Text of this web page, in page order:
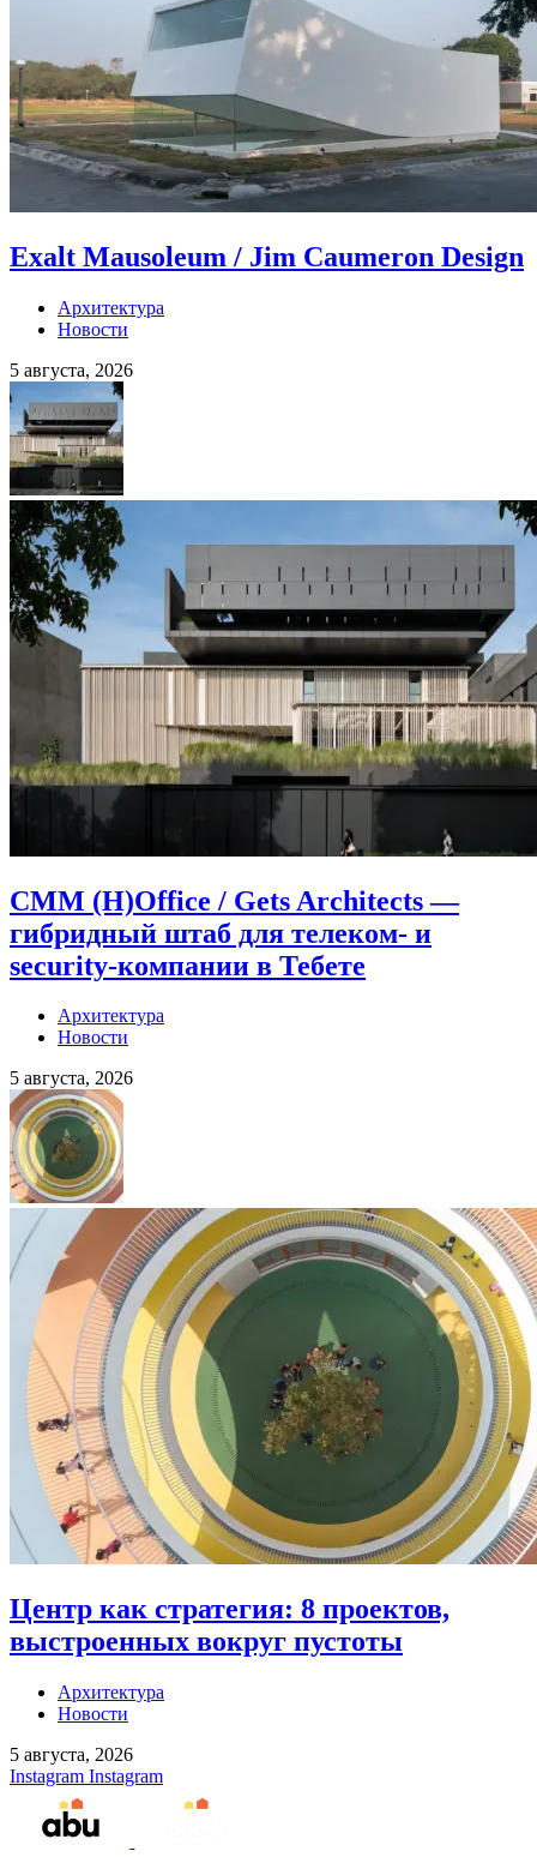
Exalt Mausoleum / Jim Caumeron Design
Архитектура
Новости
5 августа, 2026
CMM (H)Office / Gets Architects —
гибридный штаб для телеком- и
security-компании в Тебете
Архитектура
Новости
5 августа, 2026
Центр как стратегия: 8 проектов,
выстроенных вокруг пустоты
Архитектура
Новости
5 августа, 2026
Instagram Instagram